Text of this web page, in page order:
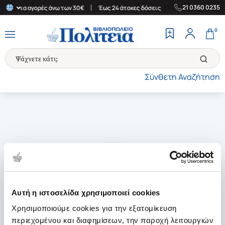
Αυτή η ιστοσελίδα χρησιμοποιεί cookies
Χρησιμοποιούμε cookies για την εξατομίκευση
περιεχομένου και διαφημίσεων, την παροχή λειτουργιών
για αγορές άνω των 30€ | Έως 24 άτοκες δόσεις | Δωρεάν
21 0360 0235
Σύνθετη Αναζήτηση
0